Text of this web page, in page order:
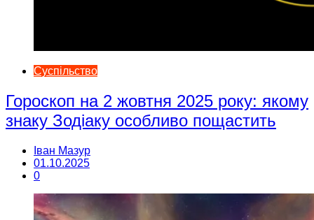
Суспільство
Гороскоп на 2 жовтня 2025 року: якому
знаку Зодіаку особливо пощастить
Іван Мазур
01.10.2025
0